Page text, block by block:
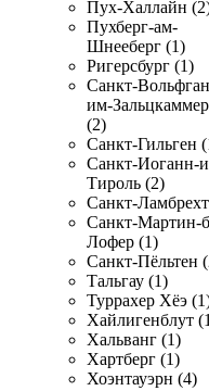
Пух-Халлайн
Пухберг-ам-
Шнееберг (1)
Ригерсбург (1)
Санкт-
им-
(2)
Санкт-Гильген
Санкт-Иоганн-
Тироль (2)
Санкт-
Санкт-Мартин-
Лофер (1)
Санкт-Пёльтен
Тальгау (1)
Туррахер Хёэ
Хайлигенблут
Хальванг (1)
Хартберг (1)
Хоэнтауэрн (4)